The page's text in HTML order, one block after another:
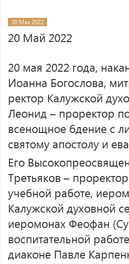
20 Мая 2022
20 Май 2022
20 мая 2022 года,
Иоанна Богослова,
ректор Калужской
Леонид – проректор
всенощное бдение с
святому апостолу и
Его
Третьяков –
учебной работе,
Калужской духовной
иеромонах Феофан
воспитательной
диаконе Павле